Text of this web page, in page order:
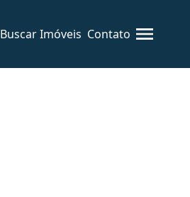
Buscar Imóveis Contato